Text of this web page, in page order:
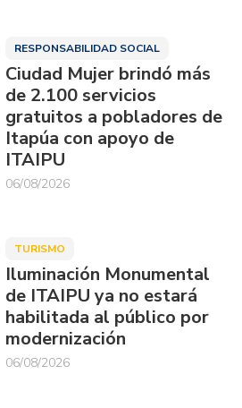
RESPONSABILIDAD SOCIAL
Ciudad Mujer brindó más
de 2.100 servicios
gratuitos a pobladores de
Itapúa con apoyo de
ITAIPU
06/08/2026
TURISMO
Iluminación Monumental
de ITAIPU ya no estará
habilitada al público por
modernización
06/08/2026